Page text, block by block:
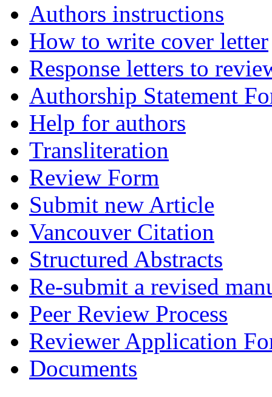
Authors instructions
How to write cover letter
Response letters to
Authorship Statement
Help for authors
Transliteration
Review Form
Submit new Article
Vancouver Citation
Structured Abstracts
Re-submit a revised
Peer Review Process
Reviewer Application
Documents